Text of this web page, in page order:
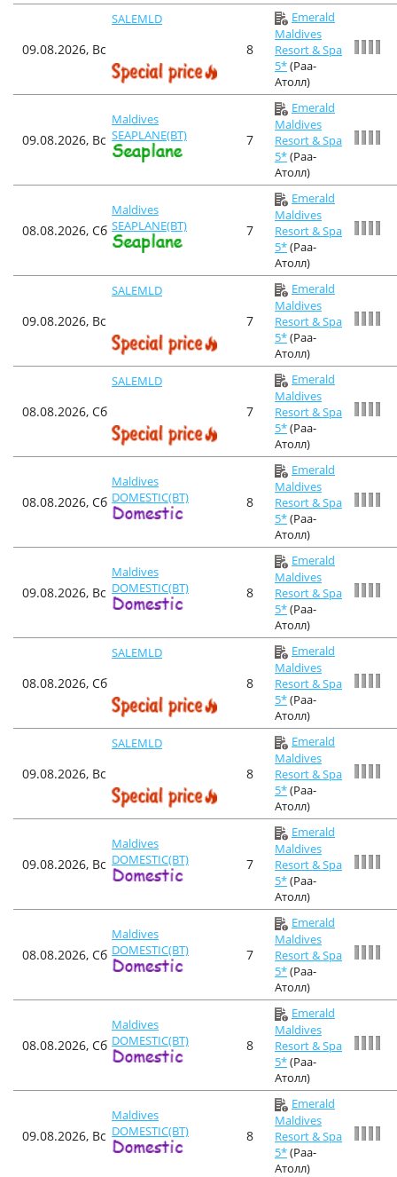
09.08.2026, Вс
SALEMLD
8
Emerald
Maldives
Resort & Spa
5*(Раа-
Атолл)
09.08.2026, Вс
Maldives
SEAPLANE(BT)
7
Emerald
Maldives
Resort & Spa
5*(Раа-
Атолл)
08.08.2026, Сб
Maldives
SEAPLANE(BT)
7
Emerald
Maldives
Resort & Spa
5*(Раа-
Атолл)
09.08.2026, Вс
SALEMLD
7
Emerald
Maldives
Resort & Spa
5*(Раа-
Атолл)
08.08.2026, Сб
SALEMLD
7
Emerald
Maldives
Resort & Spa
5*(Раа-
Атолл)
08.08.2026, Сб
Maldives
DOMESTIC(BT)
8
Emerald
Maldives
Resort & Spa
5*(Раа-
Атолл)
09.08.2026, Вс
Maldives
DOMESTIC(BT)
8
Emerald
Maldives
Resort & Spa
5*(Раа-
Атолл)
08.08.2026, Сб
SALEMLD
8
Emerald
Maldives
Resort & Spa
5*(Раа-
Атолл)
09.08.2026, Вс
SALEMLD
8
Emerald
Maldives
Resort & Spa
5*(Раа-
Атолл)
09.08.2026, Вс
Maldives
DOMESTIC(BT)
7
Emerald
Maldives
Resort & Spa
5*(Раа-
Атолл)
08.08.2026, Сб
Maldives
DOMESTIC(BT)
7
Emerald
Maldives
Resort & Spa
5*(Раа-
Атолл)
08.08.2026, Сб
Maldives
DOMESTIC(BT)
8
Emerald
Maldives
Resort & Spa
5*(Раа-
Атолл)
09.08.2026, Вс
Maldives
DOMESTIC(BT)
8
Emerald
Maldives
Resort & Spa
5*(Раа-
Атолл)